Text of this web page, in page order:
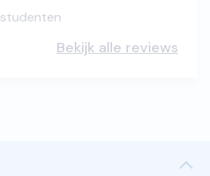
studenten
Bekijk alle reviews